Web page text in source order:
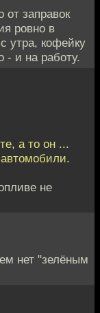
от заправок
ровно в
утра, кофейку
- и на работу.
а то он ...
не
нет "зелёным